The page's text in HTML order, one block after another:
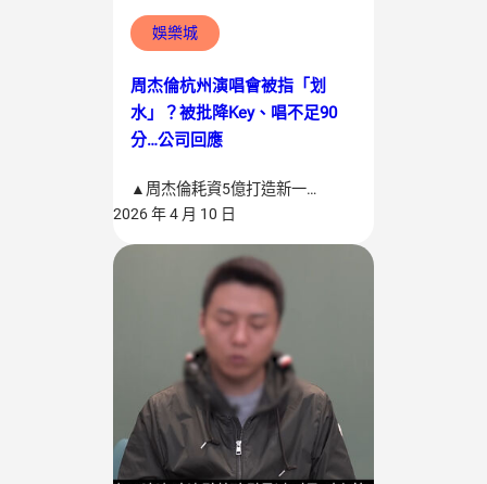
娛樂城
周杰倫杭州演唱會被指「划
水」？被批降Key、唱不足90
分…公司回應
▲周杰倫耗資5億打造新一…
2026 年 4 月 10 日